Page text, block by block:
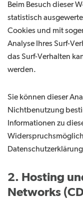
Beim Besuch dieser
statistisch
Cookies und mit
Analyse Ihres Surf-
das Surf-Verhalten
werden.
Sie können dieser
Nichtbenutzung
Informationen zu
2. Hosting
Networks